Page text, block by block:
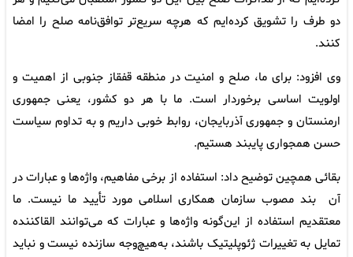
دو طرف را تشویق کرده‌ایم که هرچه سریع‌تر توافق‌نامه صلح را امضا
کنند.
وی افزود: برای ما، صلح و امنیت در منطقه قفقاز جنوبی از اهمیت و
اولویت اساسی برخوردار است. ما با هر دو کشور، یعنی جمهوری
ارمنستان و جمهوری آذربایجان، روابط خوبی داریم و به تداوم سیاست
حسن همجواری پایبند هستیم.
بقائی همچین توضیح داد: استفاده از برخی مفاهیم، واژه‌ها و عبارات در
آن بند مصوب سازمان همکاری اسلامی مورد تأیید ما نیست. ما
معتقدیم استفاده از این‌گونه واژه‌ها و عبارات که می‌توانند القاکننده
تمایل به تغییرات ژئوپلیتیک باشند، به‌هیچ‌وجه سازنده نیست و نباید